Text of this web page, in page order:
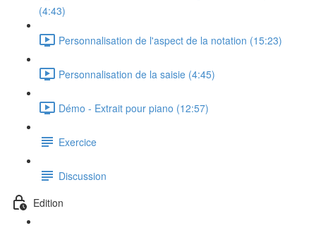
(4:43)
Personnalisation de l'aspect de la notation (15:23)
Personnalisation de la saisie (4:45)
Démo - Extrait pour piano (12:57)
Exercice
Discussion
Edition